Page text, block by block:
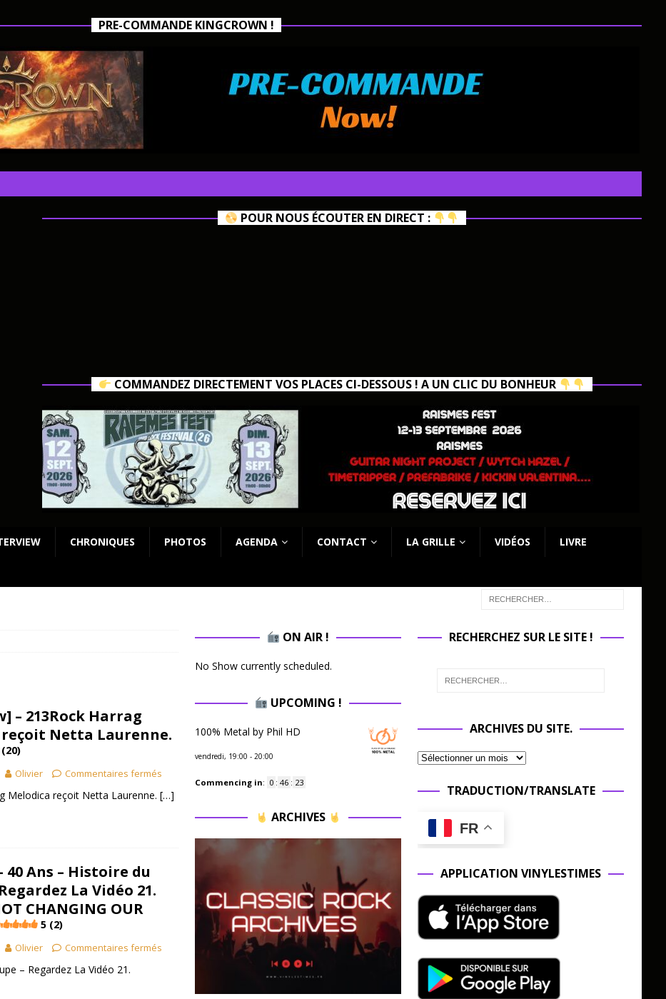
PRE-COMMANDE KINGCROWN !
POUR NOUS ÉCOUTER EN DIRECT :
COMMANDEZ DIRECTEMENT VOS PLACES CI-DESSOUS ! A UN CLIC DU BONHEUR
CHRONIQUES PHOTOS AGENDA CONTACT LA GRILLE VIDÉOS LIVRE
– 213Rock Harrag
Netta Laurenne.
Olivier Commentaires fermés
Melodica reçoit Netta Laurenne. […]
Ans – Histoire du
La Vidéo 21.
CHANGING OUR
5 (2)
Olivier Commentaires fermés
– Regardez La Vidéo 21.
ON AIR !
No Show currently scheduled.
UPCOMING !
100% Metal by Phil HD
vendredi, 19:00 - 20:00
Commencing in: 0 : 46 : 21
ARCHIVES
RECHERCHEZ SUR LE SITE !
ARCHIVES DU SITE.
TRADUCTION/TRANSLATE
FR
APPLICATION VINYLESTIMES